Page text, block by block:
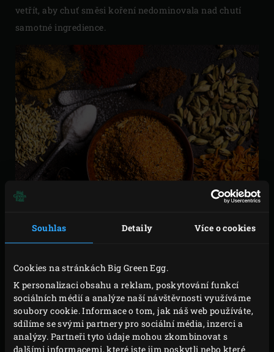
Souhlas Detaily Více o cookies
Cookies na stránkách Big Green Egg.
K personalizaci obsahu a reklam, poskytování funkcí
sociálních médií a analýze naší návštěvnosti využíváme
soubory cookie. Informace o tom, jak náš web používáte,
sdílíme se svými partnery pro sociální média, inzerci a
analýzy. Partneři tyto údaje mohou zkombinovat s
dalšími informacemi, které jste jim poskytli nebo které
vetřít, aby chuť směsi koření nedominovala nad chutí
samotné ingredience.
KAŽDÉ KOŘENÍ MÁ
SVOU FUNKCI